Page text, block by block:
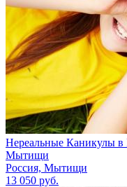
Нереальные Каникулы в
Мытищи
Россия, Мытищи
13 050 руб.